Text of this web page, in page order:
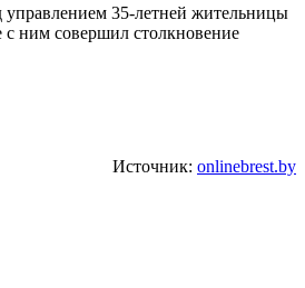
управлением 35-летней жительницы
с ним совершил столкновение
Источник: onlinebrest.by